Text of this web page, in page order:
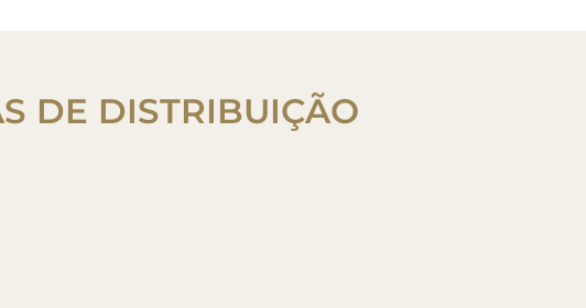
DE DISTRIBUIÇÃO